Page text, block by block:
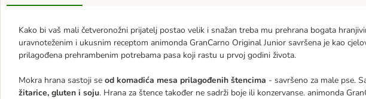
Kako bi vaš mali četveronožni prijatelj postao velik i snažan treba mu prehrana bogata
uravnoteženim i ukusnim receptom animonda GranCarno Original Junior savršena je kao
prilagođena prehrambenim potrebama pasa koji rastu u prvoj godini života.
Mokra hrana sastoji se od komadića mesa prilagođenih štencima - savršeno za male pse.
žitarice, gluten i soju. Hrana za štence također ne sadrži boje ili konzervanse. animonda